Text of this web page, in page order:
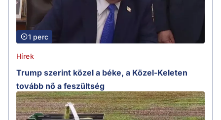
1 perc
Hírek
Trump szerint közel a béke, a Közel-Keleten
tovább nő a feszültség